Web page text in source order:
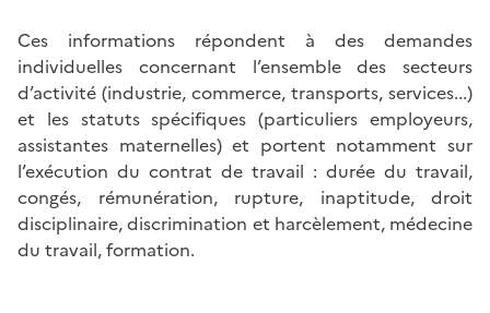
Ces informations répondent à des demandes
individuelles concernant l’ensemble des secteurs
d’activité (industrie, commerce, transports, services...)
et les statuts spécifiques (particuliers employeurs,
assistantes maternelles) et portent notamment sur
l’exécution du contrat de travail : durée du travail,
congés, rémunération, rupture, inaptitude, droit
disciplinaire, discrimination et harcèlement, médecine
du travail, formation.